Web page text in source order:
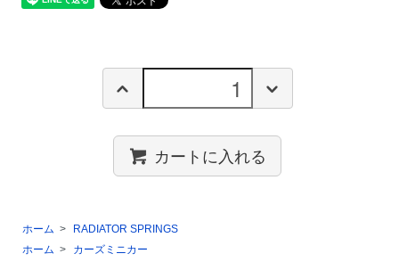
カートに入れる
ホーム >
RADIATOR SPRINGS
ホーム >
カーズミニカー